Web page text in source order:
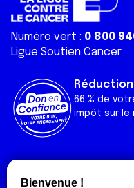
Numéro vert : 0 800
Ligue Soutien Cancer
66 % de
impôt sur le
Liens utiles
Nos actualités